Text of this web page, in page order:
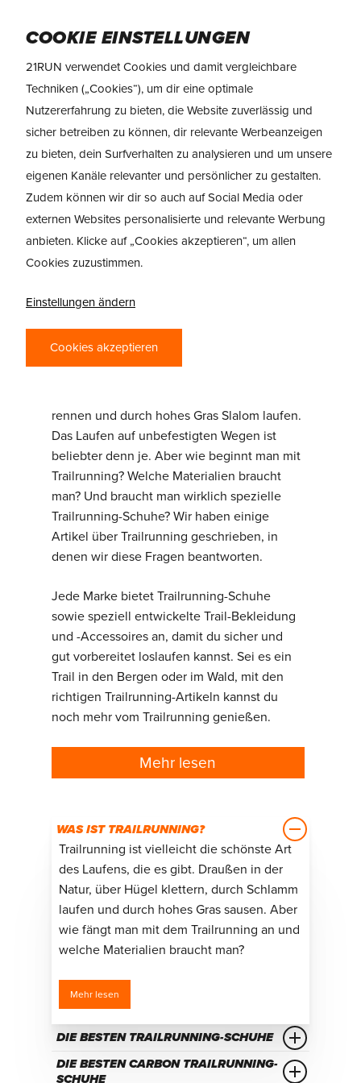
content
TRAILRUNNING
ALLES ÜBER
TRAILRUNNING
Trailrunning ist vielleicht die schönste Art zu
rennen und durch hohes Gras Slalom laufen.
Das Laufen auf unbefestigten Wegen ist
beliebter denn je. Aber wie beginnt man mit
Trailrunning? Welche Materialien braucht
man? Und braucht man wirklich spezielle
Trailrunning-Schuhe? Wir haben einige
Artikel über Trailrunning geschrieben, in
denen wir diese Fragen beantworten.
Jede Marke bietet Trailrunning-Schuhe
sowie speziell entwickelte Trail-Bekleidung
und -Accessoires an, damit du sicher und
gut vorbereitet loslaufen kannst. Sei es ein
Trail in den Bergen oder im Wald, mit den
richtigen Trailrunning-Artikeln kannst du
noch mehr vom Trailrunning genießen.
Mehr lesen
WAS IST TRAILRUNNING?
Trailrunning ist vielleicht die schönste Art
des Laufens, die es gibt. Draußen in der
Natur, über Hügel klettern, durch Schlamm
laufen und durch hohes Gras sausen. Aber
wie fängt man mit dem Trailrunning an und
welche Materialien braucht man?
Mehr lesen
DIE BESTEN TRAILRUNNING-SCHUHE
Welcher Trailrunning-Schuh passt am
besten zu dir und deinen sportlichen
DIE BESTEN CARBON TRAILRUNNING-
SCHUHE
COOKIE EINSTELLUNGEN
21RUN verwendet Cookies und damit vergleichbare
Techniken („Cookies“), um dir eine optimale
Nutzererfahrung zu bieten, die Website zuverlässig und
sicher betreiben zu können, dir relevante Werbeanzeigen
zu bieten, dein Surfverhalten zu analysieren und um unsere
eigenen Kanäle relevanter und persönlicher zu gestalten.
Zudem können wir dir so auch auf Social Media oder
externen Websites personalisierte und relevante Werbung
anbieten. Klicke auf „Cookies akzeptieren“, um allen
Cookies zuzustimmen.
Einstellungen ändern
Cookies akzeptieren